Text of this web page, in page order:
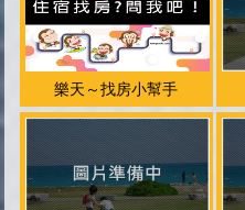
樂天～找房小幫手